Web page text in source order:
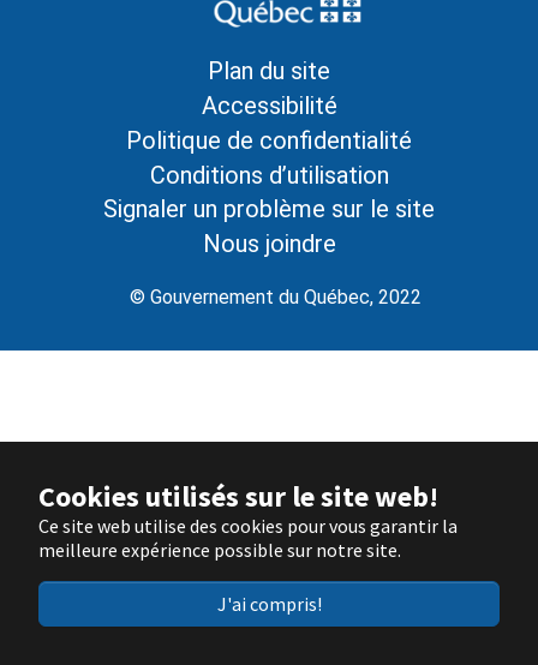
Cookies utilisés sur le site web!
Ce site web utilise des cookies pour vous garantir la
meilleure expérience possible sur notre site.
J'ai compris!
Plan du site
Accessibilité
Politique de confidentialité
Conditions d’utilisation
Signaler un problème sur le site
Nous joindre
© Gouvernement du Québec, 2022